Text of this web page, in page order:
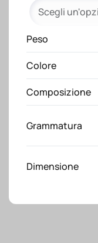
con
di
ricarica
quantità
Peso
Colore
Composizione
Grammatura
Dimensione